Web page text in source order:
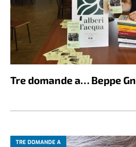
Tre domande a… Beppe
TRE DOMANDE A